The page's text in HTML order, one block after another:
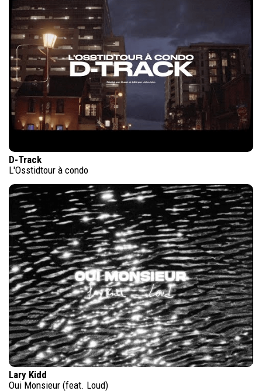
D-Track
L'Osstidtour à condo
Lary Kidd
Oui Monsieur (feat. Loud)